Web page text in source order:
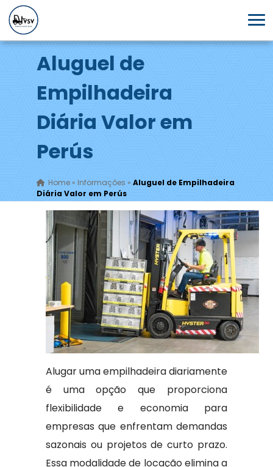
Aluguel de
Empilhadeira
Diária Valor em
Perús
Home» Informações » Aluguel de Empilhadeira
Diária Valor em Perús
Alugar uma empilhadeira diariamente
é uma opção que proporciona
flexibilidade e economia para
empresas que enfrentam demandas
sazonais ou projetos de curto prazo.
Essa modalidade de locação elimina a